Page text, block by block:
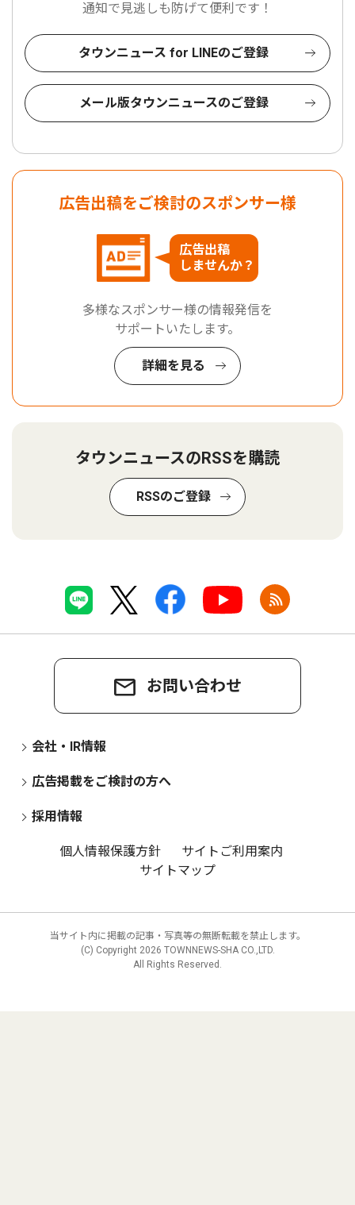
通知で見逃しも防げて便利です！
タウンニュース for LINEのご登録
メール版タウンニュースのご登録
広告出稿をご検討のスポンサー様
広告出稿
しませんか？
多様なスポンサー様の情報発信を
サポートいたします。
詳細を見る
タウンニュースのRSSを購読
RSSのご登録
お問い合わせ
会社・IR情報
広告掲載をご検討の方へ
採用情報
個人情報保護方針
サイトご利用案内
サイトマップ
当サイト内に掲載の記事・写真等の無断転載を禁止します。
(C) Copyright 2026 TOWNNEWS-SHA CO.,LTD.
All Rights Reserved.